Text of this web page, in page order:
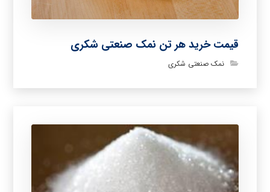
قیمت خرید هر تن نمک صنعتی شکری
نمک صنعتی شکری